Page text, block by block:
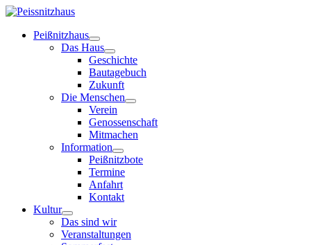
Peißnitzhaus
Das Haus
Geschichte
Bautagebuch
Zukunft
Die Menschen
Verein
Genossenschaft
Mitmachen
Information
Peißnitzbote
Termine
Anfahrt
Kontakt
Kultur
Das sind wir
Veranstaltungen